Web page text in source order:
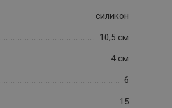
силикон
10,5 см
4 см
6
15